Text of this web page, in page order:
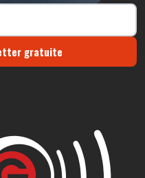
gratuite